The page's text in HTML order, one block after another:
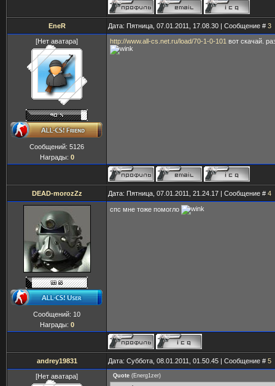
EneR Дата: Пятница, 07.01.2011, 17.08.30 | Сообщение # 3
[Нет аватара]
Сообщений: 5126
Награды: 0
http://www.all-cs.net.ru/load/70-1-0-101 вот скачай.
DEAD-morozZz Дата: Пятница, 07.01.2011, 21.24.17 | Сообщение # 4
Сообщений: 10
Награды: 0
спс мне тоже помогло
andrey19831 Дата: Суббота, 08.01.2011, 01.50.45 | Сообщение # 5
[Нет аватара] Quote (Energ1zer)